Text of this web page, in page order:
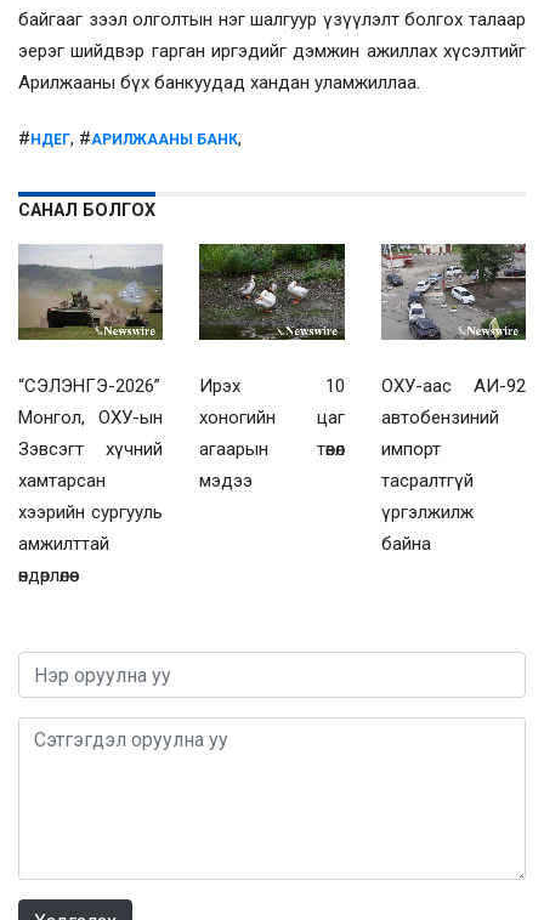
байгааг зээл олголтын нэг шалгуур үзүүлэлт болгох талаар
эерэг шийдвэр гарган иргэдийг дэмжин ажиллах хүсэлтийг
Арилжааны бүх банкуудад хандан уламжиллаа.
#НДЕГ, #АРИЛЖААНЫ БАНК,
САНАЛ БОЛГОХ
“СЭЛЭНГЭ-2026”
Монгол, ОХУ-ын
Зэвсэгт хүчний
хамтарсан
хээрийн сургууль
амжилттай
өндөрлөлөө
Ирэх 10
хоногийн цаг
агаарын төвөл
мэдээ
ОХУ-аас АИ-92
автобензиний
импорт
тасралтгүй
үргэлжилж
байна